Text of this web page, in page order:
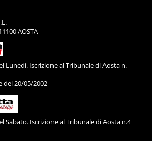
AOSTA
Lunedì. Iscrizione al Tribunale di Aosta n.
del 20/05/2002
Sabato. Iscrizione al Tribunale di Aosta n.4